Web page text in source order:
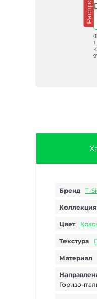
Бренд T-
Коллекция
Цвет
Текстура
Материал